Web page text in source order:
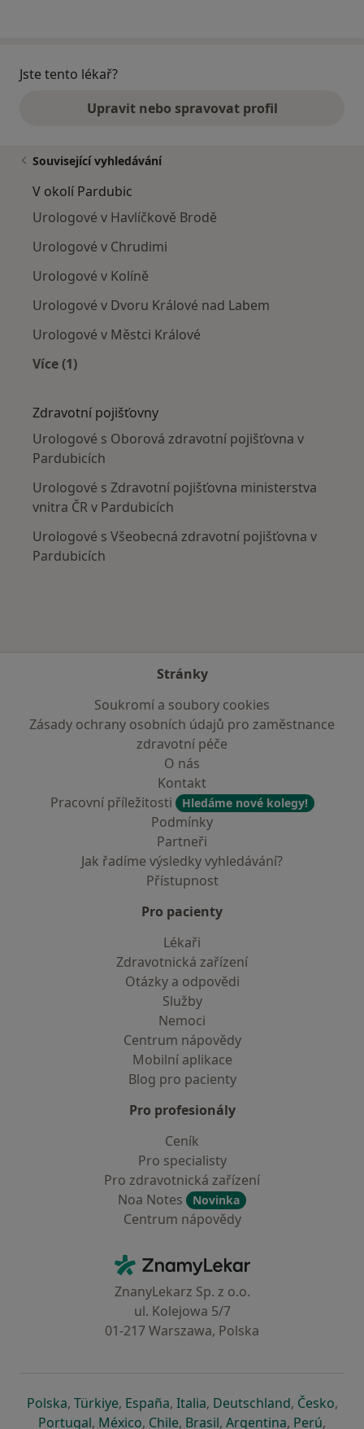
Jste tento lékař?
Upravit nebo spravovat profil
Související vyhledávání
V okolí Pardubic
Urologové v Havlíčkově Brodě
Urologové v Chrudimi
Urologové v Kolíně
Urologové v Dvoru Králové nad Labem
Urologové v Městci Králové
Více (1)
Zdravotní pojišťovny
Urologové s Oborová zdravotní pojišťovna v
Pardubicích
Urologové s Zdravotní pojišťovna ministerstva
vnitra ČR v Pardubicích
Urologové s Všeobecná zdravotní pojišťovna v
Pardubicích
Stránky
Soukromí a soubory cookies
Zásady ochrany osobních údajů pro zaměstnance
zdravotní péče
O nás
Kontakt
Pracovní příležitosti
Hledáme nové kolegy!
Podmínky
Partneři
Jak řadíme výsledky vyhledávání?
Přístupnost
Pro pacienty
Lékaři
Zdravotnická zařízení
Otázky a odpovědi
Služby
Nemoci
Centrum nápovědy
Mobilní aplikace
Blog pro pacienty
Pro profesionály
Ceník
Pro specialisty
Pro zdravotnická zařízení
Noa Notes
Novinka
Centrum nápovědy
ZnamyLekar - Hlavní stránka
ZnanyLekarz Sp. z o.o.
ul. Kolejowa 5/7
01-217 Warszawa, Polska
Polskase otevře v nové záložce
, Türkiyese otevře v nové záložce
, Españase otevře v nové záložce
, Italiase otevře v nové záložce
, Deutschlandse otevře v
, Českose
,
Portugalse otevře v nové záložce
, Méxicose otevře v nové záložce
, Chilese otevře v nové záložce
, Brasilse otevře v nové
, Argentinase otevře v
, Perúse
,